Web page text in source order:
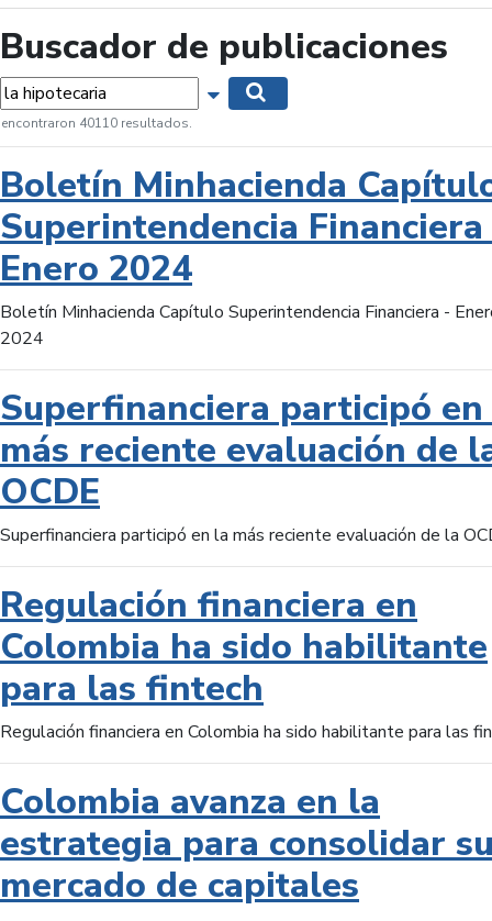
Buscador de publicaciones
Mostrar opciones de búsqueda
encontraron 40110 resultados.
Boletín Minhacienda
Superintendencia
Enero 2024
Boletín Minhacienda Capítulo Superintendencia Financiera -
2024
Superfinanciera participó
más reciente evaluación de
OCDE
Superfinanciera participó en la más reciente evaluación de la
Regulación financiera en
Colombia ha sido habilitante
para las fintech
Regulación financiera en Colombia ha sido habilitante para las
Colombia avanza en la
estrategia para consolidar
mercado de capitales